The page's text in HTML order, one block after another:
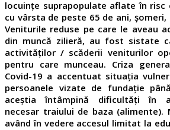
locuințe suprapopulate aflate în risc
cu vârsta de peste 65 de ani,
Veniturile reduse pe care le aveau
din muncă zilieră, au fost sistate
activităților / scăderii veniturilor
pentru care munceau. Criza
Covid-19 a accentuat situația
persoanele vizate de fundație
aceștia întâmpină dificultăți în
necesar traiului de baza
având în vedere accesul limitat la